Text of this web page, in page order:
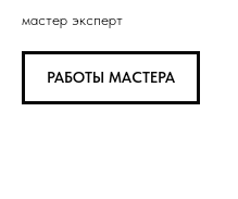
мастер эксперт
РАБОТЫ МАСТЕРА